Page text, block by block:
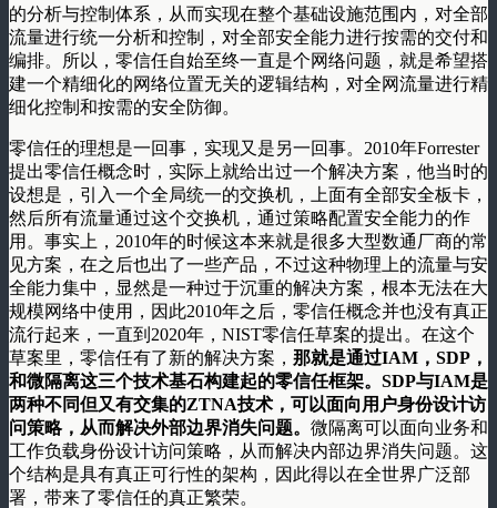
的分析与控制体系，从而实现在整个基础设施范围内，对全部
流量进行统一分析和控制，对全部安全能力进行按需的交付和
编排。所以，零信任自始至终一直是个网络问题，就是希望搭
建一个精细化的网络位置无关的逻辑结构，对全网流量进行精
细化控制和按需的安全防御。
零信任的理想是一回事，实现又是另一回事。2010年Forrester
提出零信任概念时，实际上就给出过一个解决方案，他当时的
设想是，引入一个全局统一的交换机，上面有全部安全板卡，
然后所有流量通过这个交换机，通过策略配置安全能力的作
用。事实上，2010年的时候这本来就是很多大型数通厂商的常
见方案，在之后也出了一些产品，不过这种物理上的流量与安
全能力集中，显然是一种过于沉重的解决方案，根本无法在大
规模网络中使用，因此2010年之后，零信任概念并也没有真正
流行起来，一直到2020年，NIST零信任草案的提出。在这个
草案里，零信任有了新的解决方案， 那就是通过IAM，SDP，
和微隔离这三个技术基石构建起的零信任框架。SDP与IAM是
两种不同但又有交集的ZTNA技术，可以面向用户身份设计访
问策略，从而解决外部边界消失问题。 微隔离可以面向业务和
工作负载身份设计访问策略，从而解决内部边界消失问题。这
个结构是具有真正可行性的架构，因此得以在全世界广泛部
署，带来了零信任的真正繁荣。